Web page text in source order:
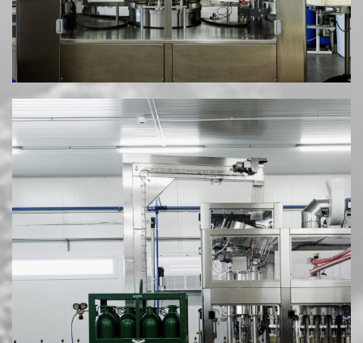
Διεύθ.: Νέα Μεσημβρία Θεσσαλονίκης
Email: info@mesimvriawines.gr
Τηλ.: +30 2310.713981